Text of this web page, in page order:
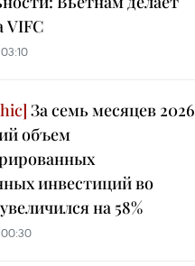
VIFC
За семь месяцев 2026
объем
инвестиций во
на 58%